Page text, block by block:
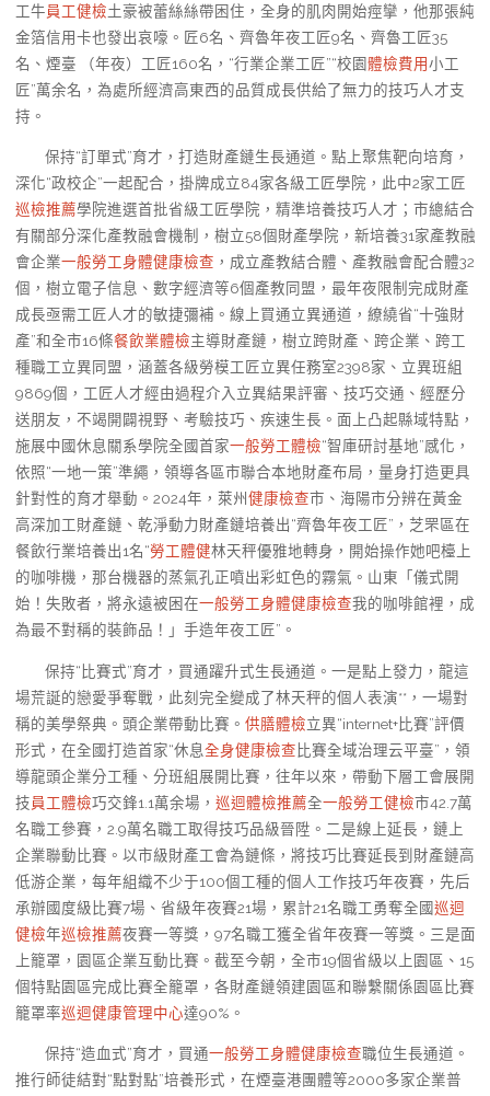
工牛員工健檢土豪被蕾絲絲帶困住，全身的肌肉開始痙攣，他那張純
金箔信用卡也發出哀嚎。匠6名、齊魯年夜工匠9名、齊魯工匠35
名、煙臺 （年夜）工匠160名，“行業企業工匠”“校園體檢費用小工
匠”萬余名，為處所經濟高東西的品質成長供給了無力的技巧人才支
持。
保持“訂單式”育才，打造財產鏈生長通道。點上聚焦靶向培育，
深化“政校企”一起配合，掛牌成立84家各級工匠學院，此中2家工匠
巡檢推薦學院進選首批省級工匠學院，精準培養技巧人才；市總結合
有關部分深化產教融會機制，樹立58個財產學院，新培養31家產教融
會企業一般勞工身體健康檢查 ，成立產教結合體、產教融會配合體32
個，樹立電子信息、數字經濟等6個產教同盟，最年夜限制完成財產
成長亟需工匠人才的敏捷彌補。線上買通立異通道，繚繞省“十強財
產”和全市16條餐飲業體檢主導財產鏈，樹立跨財產、跨企業、跨工
種職工立異同盟，涵蓋各級勞模工匠立異任務室2398家、立異班組
9869個，工匠人才經由過程介入立異結果評審、技巧交通、經歷分
送朋友，不竭開闢視野、考驗技巧、疾速生長。面上凸起縣域特點，
施展中國休息關系學院全國首家一般勞工體檢“智庫研討基地”感化，
依照“一地一策”準繩，領導各區市聯合本地財產布局，量身打造更具
針對性的育才舉動。2024年，萊州健康檢查市、海陽市分辨在黃金
高深加工財產鏈、乾淨動力財產鏈培養出“齊魯年夜工匠”，芝罘區在
餐飲行業培養出1名“勞工體健林天秤優雅地轉身，開始操作她吧檯上
的咖啡機，那台機器的蒸氣孔正噴出彩虹色的霧氣。山東「儀式開
始！失敗者，將永遠被困在一般勞工身體健康檢查我的咖啡館裡，成
為最不對稱的裝飾品！」手造年夜工匠”。
保持“比賽式”育才，買通躍升式生長通道。一是點上發力，龍這
場荒誕的戀愛爭奪戰，此刻完全變成了林天秤的個人表演**，一場對
稱的美學祭典。頭企業帶動比賽。 供膳體檢立異“internet+比賽”評價
形式，在全國打造首家“休息全身健康檢查比賽全域治理云平臺”，領
導龍頭企業分工種、分班組展開比賽，往年以來，帶動下層工會展開
技員工體檢巧交鋒1.1萬余場， 巡迴體檢推薦全一般勞工健檢市42.7萬
名職工參賽，2.9萬名職工取得技巧品級晉陞。二是線上延長，鏈上
企業聯動比賽。以市級財產工會為鏈條，將技巧比賽延長到財產鏈高
低游企業，每年組織不少于100個工種的個人工作技巧年夜賽，先后
承辦國度級比賽7場、省級年夜賽21場，累計21名職工勇奪全國巡迴
健檢年巡檢推薦夜賽一等獎，97名職工獲全省年夜賽一等獎。三是面
上籠罩，園區企業互動比賽。截至今朝，全市19個省級以上園區、15
個特點園區完成比賽全籠罩，各財產鏈領建園區和聯繫關係園區比賽
籠罩率巡迴健康管理中心達90%。
保持“造血式”育才，買通一般勞工身體健康檢查職位生長通道。
推行師徒結對“點對點”培養形式，在煙臺港團體等2000多家企業普